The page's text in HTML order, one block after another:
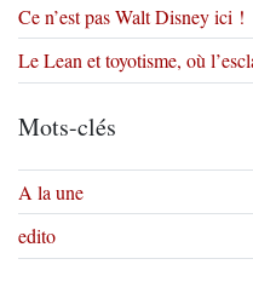
Ce n’est pas Walt Disney ici !
Le Lean et toyotisme, où
Mots-clés
A la une
edito